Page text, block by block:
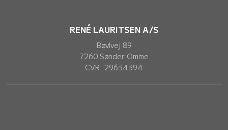
RENÉ LAURITSEN A/S
Bøvlvej 89
7260 Sønder Omme
CVR: 29634394